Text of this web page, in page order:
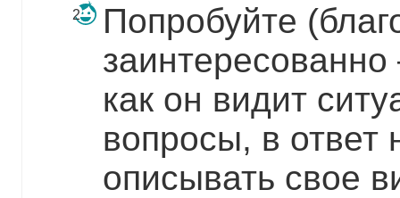
Попробуйте
как он видит
вопросы, в ответ
описывать свое